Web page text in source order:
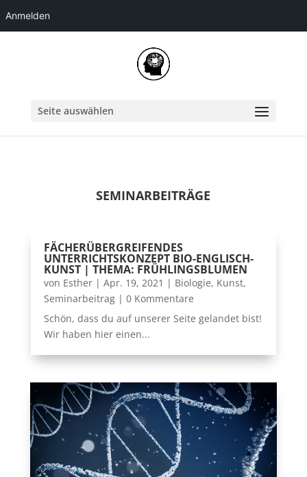
Anmelden
Seite auswählen
SEMINARBEITRÄGE
FÄCHERÜBERGREIFENDES
UNTERRICHTSKONZEPT BIO-ENGLISCH-
KUNST | THEMA: FRÜHLINGSBLUMEN
von Esther| Apr. 19, 2021 | Biologie, Kunst,
Seminarbeitrag| 0 Kommentare
Schön, dass du auf unserer Seite gelandet bist!
Wir haben hier einen...